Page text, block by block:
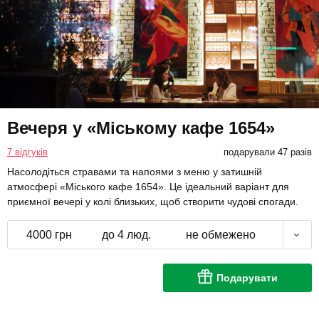
Вечеря у «Міському кафе 1654»
7 відгуків подарували 47 разів
Насолодіться стравами та напоями з меню у затишній
атмосфері «Міського кафе 1654». Це ідеальний варіант для
приємної вечері у колі близьких, щоб створити чудові спогади.
4000 грн до 4 люд. не обмежено
Подарувати